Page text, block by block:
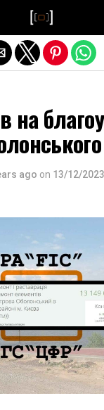
на
ago on 13/12/2023
mobile version